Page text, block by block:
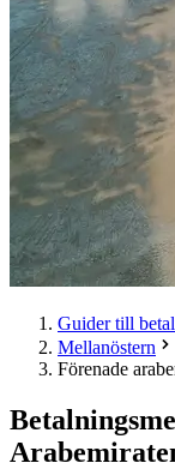
Guider till
Mellanöstern
Förenade